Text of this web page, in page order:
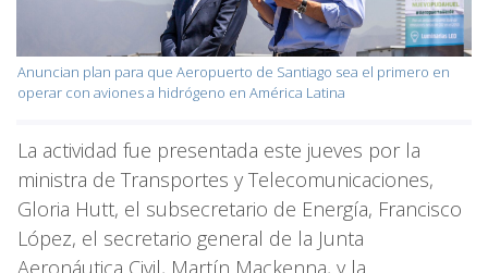
Anuncian plan para que Aeropuerto de Santiago sea el primero en
operar con aviones a hidrógeno en América Latina
La actividad fue presentada este jueves por la
ministra de Transportes y Telecomunicaciones,
Gloria Hutt, el subsecretario de Energía, Francisco
López, el secretario general de la Junta
Aeronáutica Civil, Martín Mackenna, y la